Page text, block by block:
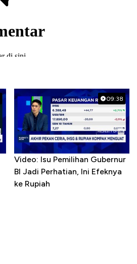
09:38
Video: Isu Pemilihan Gubernur
BI Jadi Perhatian, Ini Efeknya
ke Rupiah